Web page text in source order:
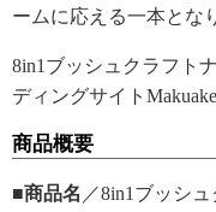
ームに応える一本とな
8in1ブッシュクラフト
ディングサイト
商品概要
■商品名 ／8in1ブッシ